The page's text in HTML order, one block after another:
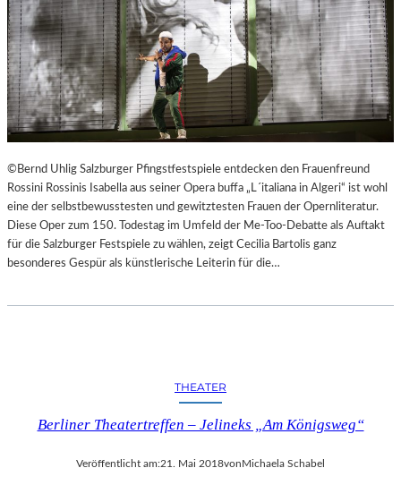
©Bernd Uhlig Salzburger Pfingstfestspiele entdecken den Frauenfreund
Rossini Rossinis Isabella aus seiner Opera buffa „L´italiana in Algeri“ ist wohl
eine der selbstbewusstesten und gewitztesten Frauen der Opernliteratur.
Diese Oper zum 150. Todestag im Umfeld der Me-Too-Debatte als Auftakt
für die Salzburger Festspiele zu wählen, zeigt Cecilia Bartolis ganz
besonderes Gespür als künstlerische Leiterin für die…
THEATER
Berliner Theatertreffen – Jelineks „Am Königsweg“
Veröffentlicht am:21. Mai 2018vonMichaela Schabel